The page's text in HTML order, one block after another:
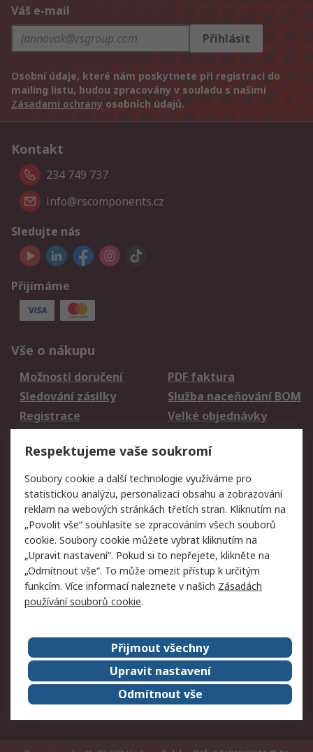
Váš e-mail
Přihlásit
Osobní údaje, které nám poskytnete při registraci do
mailing listu, budou zpracovány v souladu s našimi
Zásadami ochrany osobních údajů.
Kontakt
234 749 737
info@rscomponents.cz
Sledujte nás
Přijímáme
Vše o nákupu
Možnosti doručení
PDF faktura
Sledování zásilky
Služba naceňování BOM
Registrace
Velké objednávky
Právní
Autorská práva
Obchodní podmínky
společnosti RS
Prohlášení o ochraně
údajů
Zabezpečení
elektronické pošty
Zásady pro soubory
cookie
Zásady ochrany
osobních údajů
Kontakt
O naší společnosti
RS Group
Kariéra
Ocenění
ESG
Respektujeme vaše soukromí
Soubory cookie a další technologie využíváme pro
statistickou analýzu, personalizaci obsahu a zobrazování
reklam na webových stránkách třetích stran. Kliknutím na
„Povolit vše“ souhlasíte se zpracováním všech souborů
cookie. Soubory cookie můžete vybrat kliknutím na
„Upravit nastavení“. Pokud si to nepřejete, klikněte na
„Odmítnout vše“. To může omezit přístup k určitým
funkcím. Více informací naleznete v našich Zásadách
používání souborů cookie.
Přijmout všechny
Upravit nastavení
Odmítnout vše